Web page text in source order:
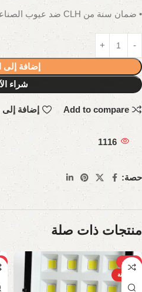
• ضمان سنة من CLH ضد عيوب الصناعة.
إضافة إلى
شراء
Add to compare إضافة
1116
حصة:
منتجات ذات صلة
-38%
الساخنة